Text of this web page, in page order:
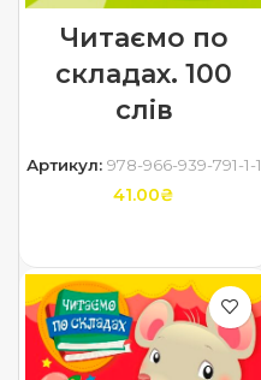
Читаємо по
складах. 100
слів
Артикул: 978-966-939-791-1-1
41.00₴